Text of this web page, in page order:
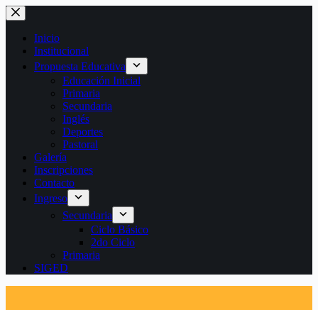
Saltar
al
contenido
Inicio
Institucional
Propuesta Educativa
Educación Inicial
Primaria
Secundaria
Inglés
Deportes
Pastoral
Galería
Inscripciones
Contacto
Ingreso
Secundaria
Ciclo Básico
2do Ciclo
Primaria
SIGED